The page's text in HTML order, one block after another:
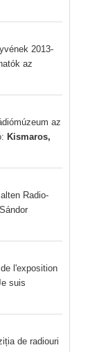
2013-
az
az
Kismaros,
Radio-
l'exposition
suis
de radiouri